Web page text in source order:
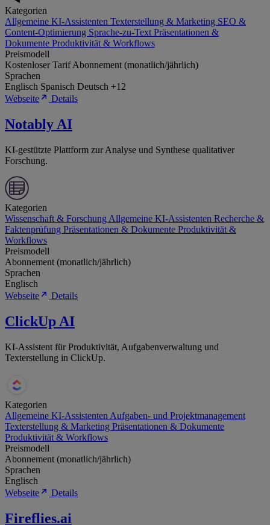
Kategorien
Allgemeine KI-Assistenten Texterstellung & Marketing SEO &
Content-Optimierung Sprache-zu-Text Präsentationen &
Dokumente Produktivität & Workflows
Preismodell
Kostenloser Tarif Abonnement (monatlich/jährlich)
Sprachen
Englisch Spanisch Deutsch +12
Webseite
Details
Notably AI
KI-gestützte Plattform zur Analyse und Synthese qualitativer
Forschung.
Kategorien
Wissenschaft & Forschung Allgemeine KI-Assistenten Recherche &
Faktenprüfung Präsentationen & Dokumente Produktivität &
Workflows
Preismodell
Abonnement (monatlich/jährlich)
Sprachen
Englisch
Webseite
Details
ClickUp AI
KI-Assistent für Produktivität, Aufgabenverwaltung und
Texterstellung in ClickUp.
Kategorien
Allgemeine KI-Assistenten Aufgaben- und Projektmanagement
Texterstellung & Marketing Präsentationen & Dokumente
Produktivität & Workflows
Preismodell
Abonnement (monatlich/jährlich)
Sprachen
Englisch
Webseite
Details
Fireflies.ai